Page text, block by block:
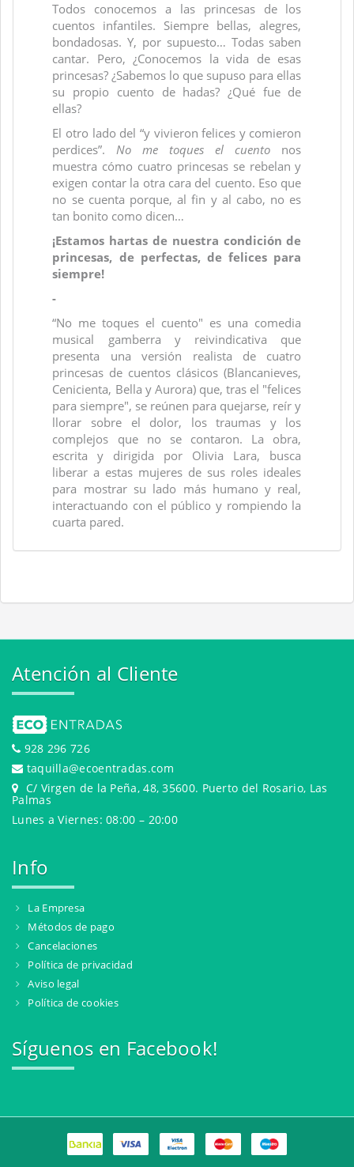
Todos conocemos a las princesas de los
cuentos infantiles. Siempre bellas, alegres,
bondadosas. Y, por supuesto… Todas saben
cantar. Pero, ¿Conocemos la vida de esas
princesas? ¿Sabemos lo que supuso para ellas
su propio cuento de hadas? ¿Qué fue de
ellas?
El otro lado del “y vivieron felices y comieron
perdices”.No me toques el cuento nos
muestra cómo cuatro princesas se rebelan y
exigen contar la otra cara del cuento. Eso que
no se cuenta porque, al fin y al cabo, no es
tan bonito como dicen…
¡Estamos hartas de nuestra condición de
princesas, de perfectas, de felices para
siempre!
-
“No me toques el cuento" es una comedia
musical gamberra y reivindicativa que
presenta una versión realista de cuatro
princesas de cuentos clásicos (Blancanieves,
Cenicienta, Bella y Aurora) que, tras el "felices
para siempre", se reúnen para quejarse, reír y
llorar sobre el dolor, los traumas y los
complejos que no se contaron. La obra,
escrita y dirigida por Olivia Lara, busca
liberar a estas mujeres de sus roles ideales
para mostrar su lado más humano y real,
interactuando con el público y rompiendo la
cuarta pared.
Atención al Cliente
928 296 726
taquilla@ecoentradas.com
C/ Virgen de la Peña, 48, 35600. Puerto del Rosario, Las
Palmas
Lunes a Viernes: 08:00 – 20:00
Info
La Empresa
Métodos de pago
Cancelaciones
Política de privacidad
Aviso legal
Política de cookies
Síguenos en Facebook!